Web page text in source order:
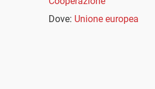
Dove: Unione europea